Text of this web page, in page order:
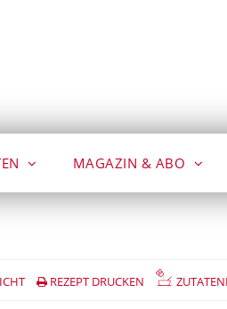
MAGAZIN & ABO
REZEPT DRUCKEN